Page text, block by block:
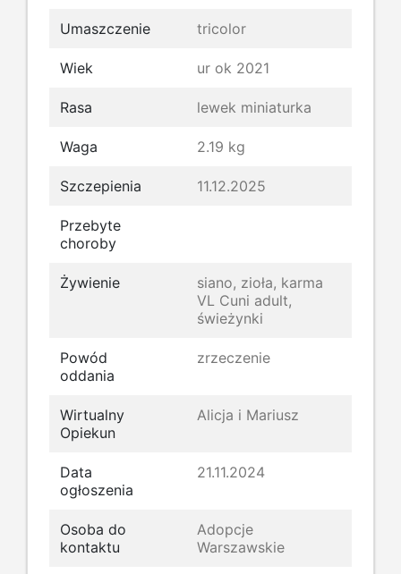
Umaszczenie tricolor
Wiek ur ok 2021
Rasa lewek miniaturka
Waga 2.19 kg
Szczepienia 11.12.2025
Przebyte
choroby
Żywienie
siano, zioła, karma
VL Cuni adult,
świeżynki
Powód
oddania
zrzeczenie
Wirtualny
Opiekun
Alicja i Mariusz
Data
ogłoszenia
21.11.2024
Osoba do
kontaktu
Adopcje
Warszawskie